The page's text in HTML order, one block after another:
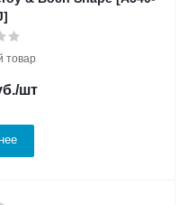
товар
/шт